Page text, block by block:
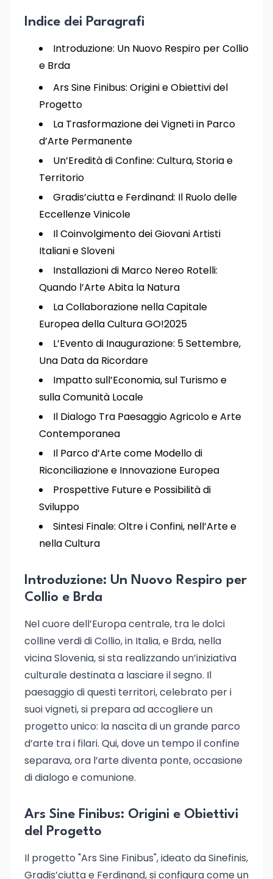
Indice dei Paragrafi
Introduzione: Un Nuovo Respiro per Collio
e Brda
Ars Sine Finibus: Origini e Obiettivi del
Progetto
La Trasformazione dei Vigneti in Parco
d’Arte Permanente
Un’Eredità di Confine: Cultura, Storia e
Territorio
Gradis’ciutta e Ferdinand: Il Ruolo delle
Eccellenze Vinicole
Il Coinvolgimento dei Giovani Artisti
Italiani e Sloveni
Installazioni di Marco Nereo Rotelli:
Quando l’Arte Abita la Natura
La Collaborazione nella Capitale
Europea della Cultura GO!2025
L’Evento di Inaugurazione: 5 Settembre,
Una Data da Ricordare
Impatto sull’Economia, sul Turismo e
sulla Comunità Locale
Il Dialogo Tra Paesaggio Agricolo e Arte
Contemporanea
Il Parco d’Arte come Modello di
Riconciliazione e Innovazione Europea
Prospettive Future e Possibilità di
Sviluppo
Sintesi Finale: Oltre i Confini, nell’Arte e
nella Cultura
Introduzione: Un Nuovo Respiro per
Collio e Brda
Nel cuore dell’Europa centrale, tra le dolci
colline verdi di Collio, in Italia, e Brda, nella
vicina Slovenia, si sta realizzando un’iniziativa
culturale destinata a lasciare il segno. Il
paesaggio di questi territori, celebrato per i
suoi vigneti, si prepara ad accogliere un
progetto unico: la nascita di un grande parco
d’arte tra i filari. Qui, dove un tempo il confine
separava, ora l’arte diventa ponte, occasione
di dialogo e comunione.
Ars Sine Finibus: Origini e Obiettivi
del Progetto
Il progetto "Ars Sine Finibus", ideato da Sinefinis,
Gradis’ciutta e Ferdinand, si configura come un